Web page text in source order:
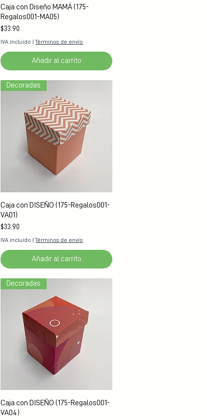
Vista rápida
Caja con Diseño MAMÁ (175-
Regalos001-MA05)
Precio
$33.90
IVA incluido |Términos de envío
Añadir al carrito
Vista rápida
Decoradas
Caja con DISEÑO (175-Regalos001-
VA01)
Precio
$33.90
IVA incluido |Términos de envío
Añadir al carrito
Vista rápida
Decoradas
Caja con DISEÑO (175-Regalos001-
VA04)